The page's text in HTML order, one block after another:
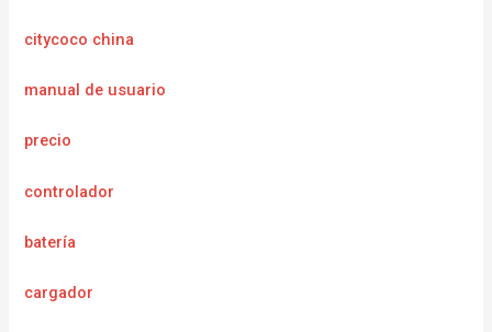
citycoco china
manual de usuario
precio
controlador
batería
cargador